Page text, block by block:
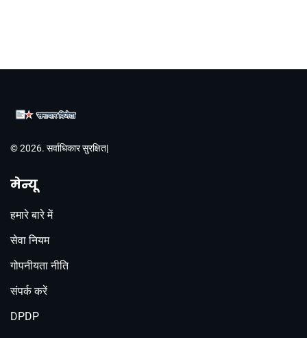
© 2026. सर्वाधिकार सुरक्षित|
मेन्यू
हमारे बारे में
सेवा नियम
गोपनीयता नीति
संपर्क करें
DPDP